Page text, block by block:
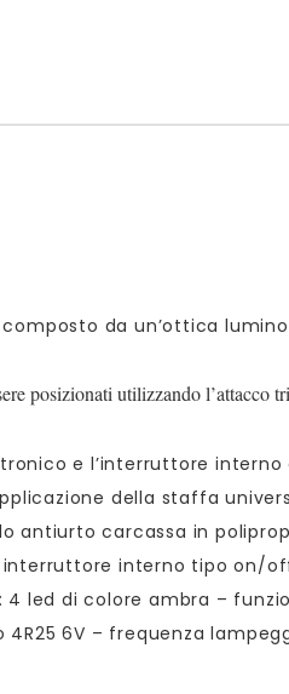
da un’ottica
posizionati utilizzando l’attacco
e l’interruttore
della staffa
antiurto carcassa in
interno tipo on/
led di colore ambra –
6V – frequenza